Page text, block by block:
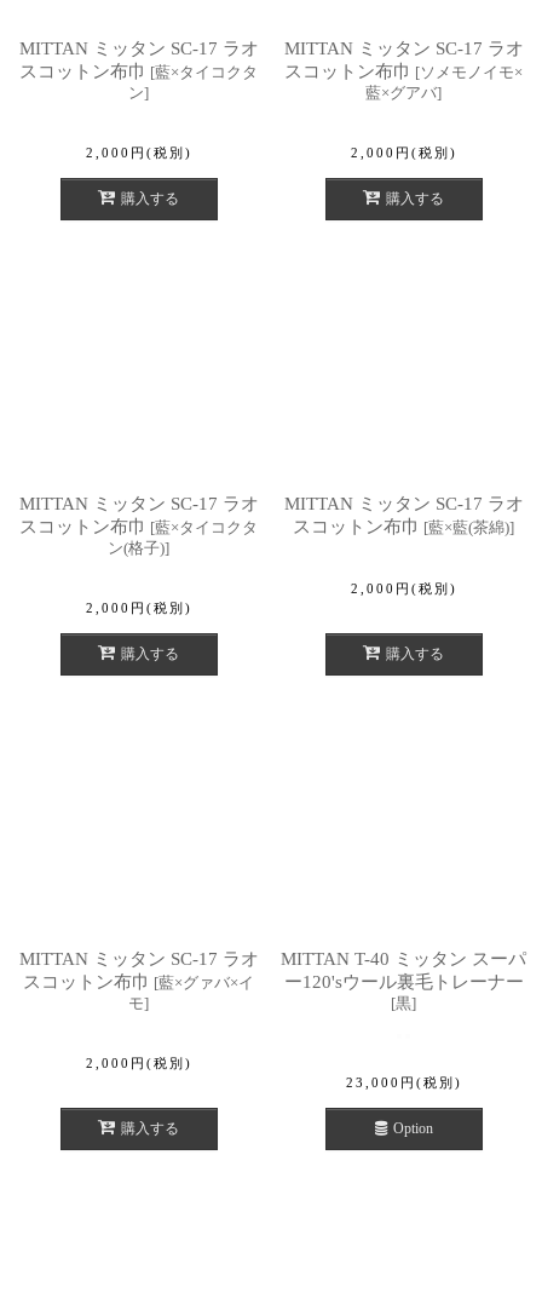
MITTAN ミッタン SC-17 ラオ
スコットン布巾 [藍×タイコクタ
ン]
2,000 円 (税別)
購入する
MITTAN ミッタン SC-17 ラオ
スコットン布巾 [ソメモノイモ×
藍×グアバ]
2,000 円 (税別)
購入する
MITTAN ミッタン SC-17 ラオ
スコットン布巾 [藍×タイコクタ
ン(格子)]
2,000 円 (税別)
購入する
MITTAN ミッタン SC-17 ラオ
スコットン布巾 [藍×藍(茶綿)]
2,000 円 (税別)
購入する
MITTAN ミッタン SC-17 ラオ
スコットン布巾 [藍×グァバ×イ
モ]
2,000 円 (税別)
購入する
MITTAN T-40 ミッタン スーパ
ー120'sウール裏毛トレーナー
[黒]
23,000 円 (税別)
Option